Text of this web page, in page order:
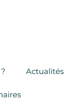
Actualités